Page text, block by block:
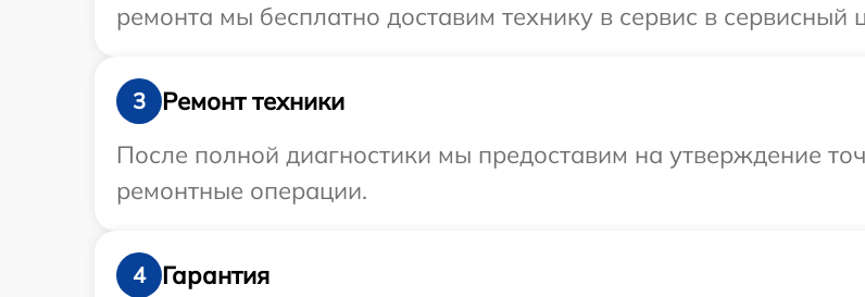
ремонта мы бесплатно доставим технику в сервис в сервисный
3
Ремонт техники
После полной диагностики мы предоставим на утверждение
ремонтные операции.
4
Гарантия